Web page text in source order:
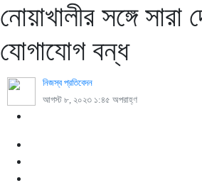
নোয়াখালীর সঙ্গে সারা
যোগাযোগ বন্ধ
নিজস্ব প্রতিবেদন
আগস্ট ৮, ২০২৩ ১:৪৫ অপরাহ্ণ